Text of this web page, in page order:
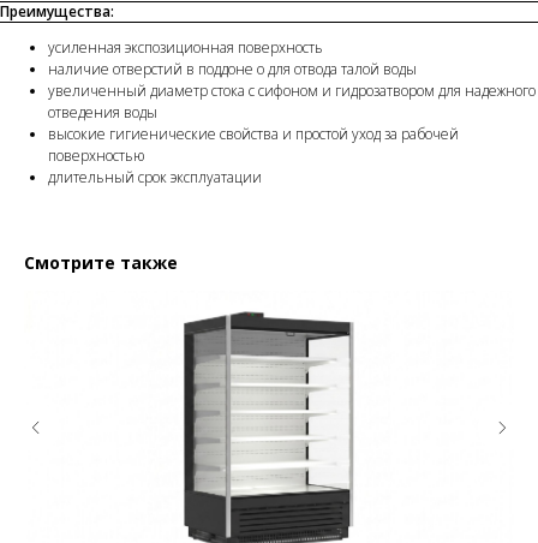
Преимущества:
усиленная экспозиционная поверхность
наличие отверстий в поддоне o для отвода талой воды
увеличенный диаметр стока с сифоном и гидрозатвором для надежного
отведения воды
высокие гигиенические свойства и простой уход за рабочей
поверхностью
длительный срок эксплуатации
Смотрите также